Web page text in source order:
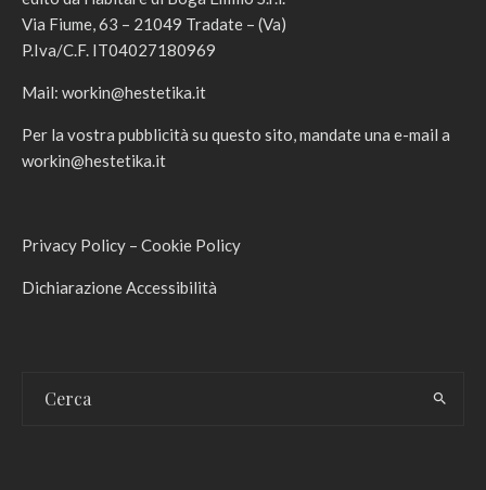
Via Fiume, 63 – 21049 Tradate – (Va)
P.Iva/C.F. IT04027180969
Mail: workin@hestetika.it
Per la vostra pubblicità su questo sito, mandate una e-mail a
workin@hestetika.it
Privacy Policy – Cookie Policy
Dichiarazione Accessibilità